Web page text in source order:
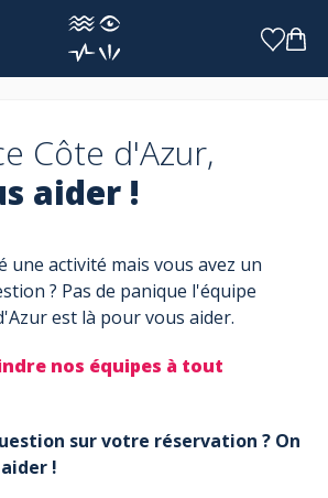
cookies
Côte d'Azur,
aider !
une activité mais vous avez un
? Pas de panique l'équipe
est là pour vous aider.
nos équipes à tout
sur votre réservation ? On
!